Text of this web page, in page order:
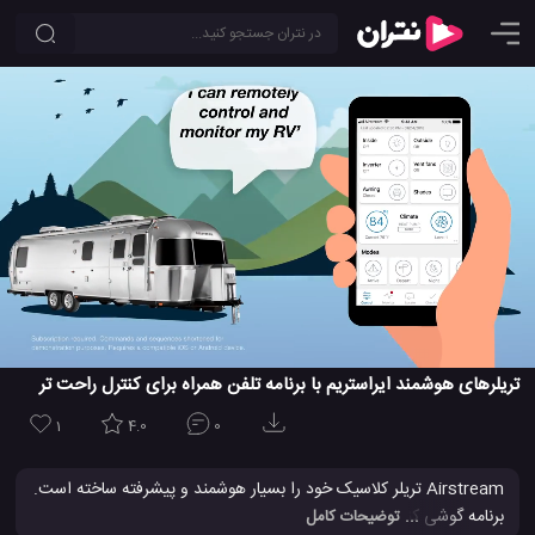
تریلرهای هوشمند ایراستریم با برنامه تلفن همراه برای کنترل راحت تر
1 4.0 0
Airstream تریلر کلاسیک خود را بسیار هوشمند و پیشرفته ساخته است.
... توضیحات کامل